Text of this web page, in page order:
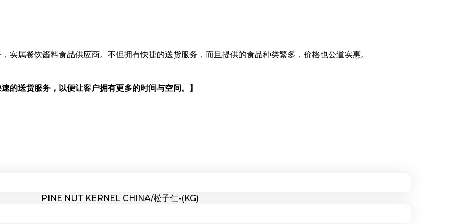
实属餐饮酱料食品供应商。不但拥有快捷的送货服务，而且提供的食品种类繁多，价格也公道实惠。
的送货服务，以便让客户拥有更多的时间与空间。】
PINE NUT KERNEL CHINA/松子仁-(KG)